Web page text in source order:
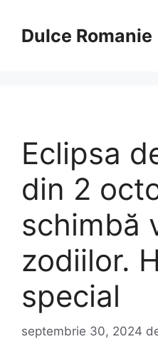
conținutDulce Romanie
Eclipsa
din 2
schimbă
zodiilor.
special
septembrie 30, 2024